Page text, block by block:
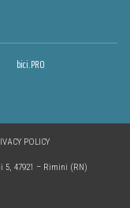
bici.PRO
5, 47921 – Rimini (RN)
POLICY